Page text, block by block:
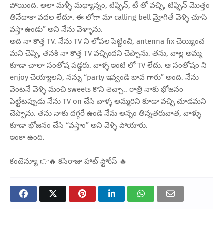
పోయింది. అలా మళ్ళీ మధ్యాన్నం, టిఫ్ఫిన్, టీ తో వచ్చి, టిఫ్ఫిన్ మొత్తం
తినేదాకా వదల లేదూ. ఈ లోగా మా calling bell మ్రోగితే వెళ్ళి చూసి
వస్తా ఉండు” అని నేను వెళ్ళాను.
అది నా కొత్త TV. నేను TV ని లోపల పెట్టించి, antenna fix చెయ్యించ
మని చెప్పి, తనకి నా కొత్త TV వచ్చిందని చెప్పాను. తను, వాల్ల అమ్మ
కూడా చాలా సంతోష పడ్డరు. వాళ్ళ ఇంటి లో TV లేదు. ఆ సంతోషం ని
enjoy చెయ్యాలని, నన్ను “party ఇవ్వండి బావ గారు” అంది. నేను
వెంటనే వెళ్ళి మంచి sweets కొని తెచ్చా.. రాత్రి నాకు భోజనం
పెట్టేటప్పుడు నేను TV on చేసి వాళ్ళ అమ్మరిని కూడా వచ్చి చూడమని
చెప్పాను. తను నాకు దగ్గరే ఉండి నేను అన్నం తిన్నతరువాత, వాళ్ళు
కూడా భోజనం చేసి “వస్తాం” అని వెళ్ళి పోయారు.
ఇంకా ఉంది.
కంటెన్యూ 👉🔥 కసిరాజు హాట్ స్టోరీస్ 🔥